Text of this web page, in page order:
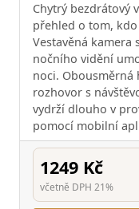
Chytrý bezdrátový
přehled o tom,
Vestavěná kamera
nočního vidění
noci. Obousměrná
rozhovor s
vydrží dlouho v
pomocí mobilní
1249 Kč
včetně DPH 21%